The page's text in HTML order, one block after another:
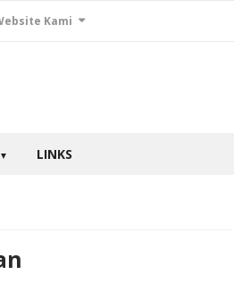
Kami
▼ LINKS